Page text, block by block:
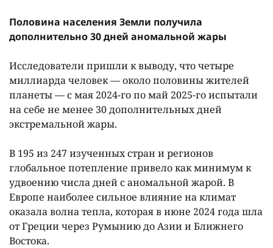
Половина населения Земли получила
дополнительно 30 дней аномальной жары
Исследователи пришли к выводу, что четыре
миллиарда человек — около половины жителей
планеты — с мая 2024-го по май 2025-го испытали
на себе не менее 30 дополнительных дней
экстремальной жары.
В 195 из 247 изученных стран и регионов
глобальное потепление привело как минимум к
удвоению числа дней с аномальной жарой. В
Европе наиболее сильное влияние на климат
оказала волна тепла, которая в июне 2024 года шла
от Греции через Румынию до Азии и Ближнего
Востока.